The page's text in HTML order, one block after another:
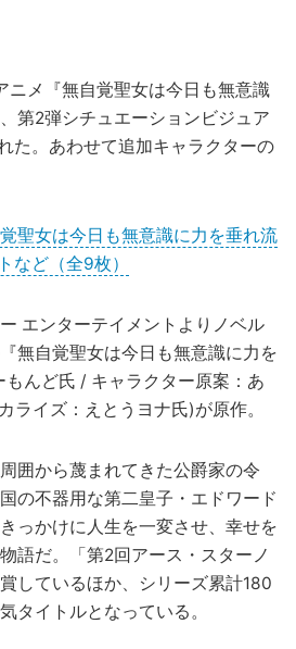
メ『無自覚聖女は今日も無意識
第2弾シチュエーションビジュア
た。あわせて追加キャラクターの
聖女は今日も無意識に力を垂れ流
など（全9枚）
エンターテイメントよりノベル
無自覚聖女は今日も無意識に力を
んど氏 / キャラクター原案：あ
ライズ：えとうヨナ氏)が原作。
囲から蔑まれてきた公爵家の令
の不器用な第二皇子・エドワード
っかけに人生を一変させ、幸せを
語だ。「第2回アース・スターノ
しているほか、シリーズ累計180
タイトルとなっている。